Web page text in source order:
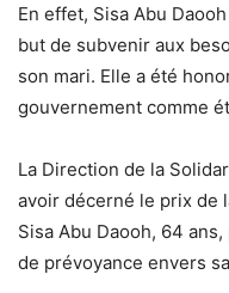
En effet, Sisa Abu
but de subvenir aux
son mari. Elle a été
gouvernement comme
La Direction de la
avoir décerné le prix de
Sisa Abu Daooh, 64
de prévoyance envers